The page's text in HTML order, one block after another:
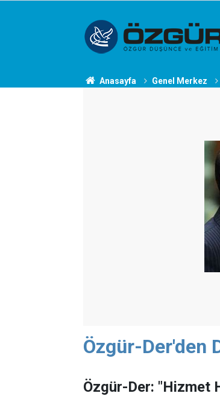
Anasayfa Genel Merkez
Özgür-Der'den
Özgür-Der: "Hizmet